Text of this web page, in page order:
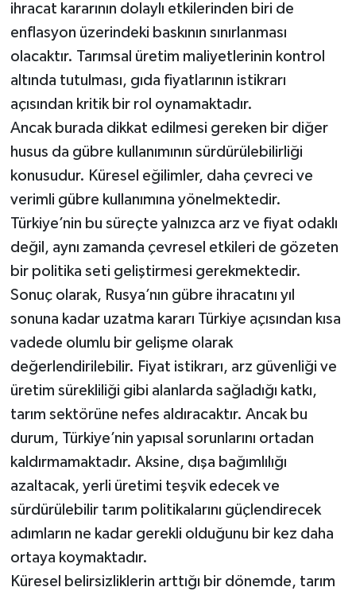
ihracat kararının dolaylı etkilerinden biri de
enflasyon üzerindeki baskının sınırlanması
olacaktır. Tarımsal üretim maliyetlerinin kontrol
altında tutulması, gıda fiyatlarının istikrarı
açısından kritik bir rol oynamaktadır.
Ancak burada dikkat edilmesi gereken bir diğer
husus da gübre kullanımının sürdürülebilirliği
konusudur. Küresel eğilimler, daha çevreci ve
verimli gübre kullanımına yönelmektedir.
Türkiye’nin bu süreçte yalnızca arz ve fiyat odaklı
değil, aynı zamanda çevresel etkileri de gözeten
bir politika seti geliştirmesi gerekmektedir.
Sonuç olarak, Rusya’nın gübre ihracatını yıl
sonuna kadar uzatma kararı Türkiye açısından kısa
vadede olumlu bir gelişme olarak
değerlendirilebilir. Fiyat istikrarı, arz güvenliği ve
üretim sürekliliği gibi alanlarda sağladığı katkı,
tarım sektörüne nefes aldıracaktır. Ancak bu
durum, Türkiye’nin yapısal sorunlarını ortadan
kaldırmamaktadır. Aksine, dışa bağımlılığı
azaltacak, yerli üretimi teşvik edecek ve
sürdürülebilir tarım politikalarını güçlendirecek
adımların ne kadar gerekli olduğunu bir kez daha
ortaya koymaktadır.
Küresel belirsizliklerin arttığı bir dönemde, tarım